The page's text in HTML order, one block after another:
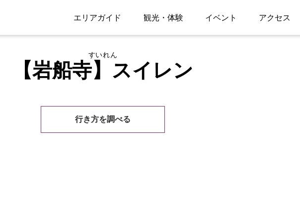
エリアガイド 観光・体験 イベント アクセス
【岩船寺】スイレン
すいれん
行き方を調べる